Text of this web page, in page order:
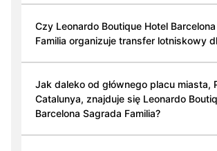
Czy Leonardo Boutique Hotel
Familia organizuje transfer lotniskowy
Jak daleko od głównego placu miasta,
Catalunya, znajduje się Leonardo
Barcelona Sagrada Familia?